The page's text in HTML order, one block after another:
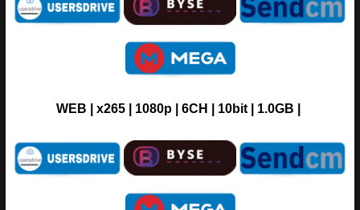
WEB x265 1080p | 6CH | 10bit| 1.0GB